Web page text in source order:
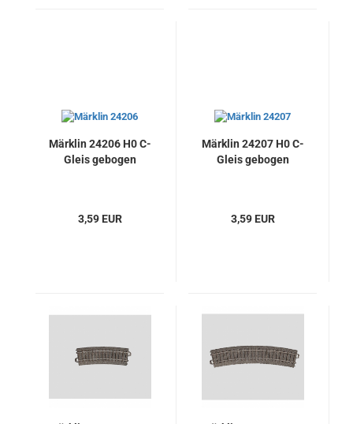
Märklin 24206 H0 C-
Gleis gebogen
3,59 EUR
Märklin 24207 H0 C-
Gleis gebogen
3,59 EUR